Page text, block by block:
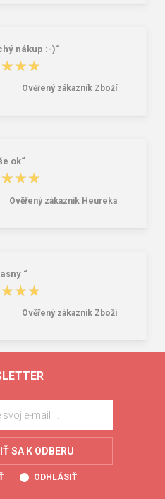
nákup :-)“
Ověřený zákazník Zboží
ok“
Ověřený zákazník Heureka
“
Ověřený zákazník Zboží
SA K ODBERU
ODHLÁSIŤ